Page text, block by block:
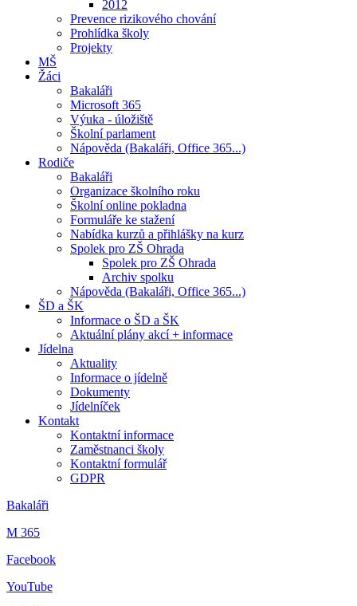
2012
Prevence rizikového chování
Prohlídka školy
Projekty
MŠ
Žáci
Bakaláři
Microsoft 365
Výuka - úložiště
Školní parlament
Nápověda (Bakaláři, Office 365...)
Rodiče
Bakaláři
Organizace školního roku
Školní online pokladna
Formuláře ke stažení
Nabídka kurzů a přihlášky na kurz
Spolek pro ZŠ Ohrada
Spolek pro ZŠ Ohrada
Archiv spolku
Nápověda (Bakaláři, Office 365...)
ŠD a ŠK
Informace o ŠD a ŠK
Aktuální plány akcí + informace
Jídelna
Aktuality
Informace o jídelně
Dokumenty
Jídelníček
Kontakt
Kontaktní informace
Zaměstnanci školy
Kontaktní formulář
GDPR
Bakaláři
M 365
Facebook
YouTube